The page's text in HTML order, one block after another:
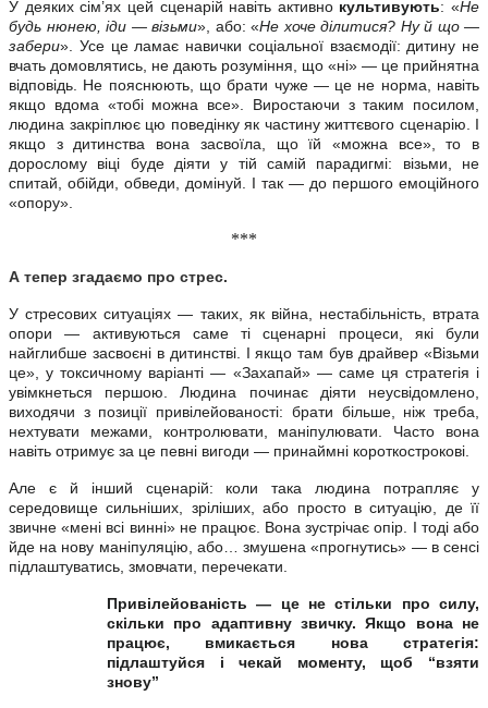
У деяких сім’ях цей сценарій навіть активно культивують: «Не
будь нюнею, іди — візьми», або: «Не хоче ділитися? Ну й що —
забери». Усе це ламає навички соціальної взаємодії: дитину не
вчать домовлятись, не дають розуміння, що «ні» — це прийнятна
відповідь. Не пояснюють, що брати чуже — це не норма, навіть
якщо вдома «тобі можна все». Виростаючи з таким посилом,
людина закріплює цю поведінку як частину життєвого сценарію. І
якщо з дитинства вона засвоїла, що їй «можна все», то в
дорослому віці буде діяти у тій самій парадигмі: візьми, не
спитай, обійди, обведи, домінуй. І так — до першого емоційного
«опору».
***
А тепер згадаємо про стрес.
У стресових ситуаціях — таких, як війна, нестабільність, втрата
опори — активуються саме ті сценарні процеси, які були
найглибше засвоєні в дитинстві. І якщо там був драйвер «Візьми
це», у токсичному варіанті — «Захапай» — саме ця стратегія і
увімкнеться першою. Людина починає діяти неусвідомлено,
виходячи з позиції привілейованості: брати більше, ніж треба,
нехтувати межами, контролювати, маніпулювати. Часто вона
навіть отримує за це певні вигоди — принаймні короткострокові.
Але є й інший сценарій: коли така людина потрапляє у
середовище сильніших, зріліших, або просто в ситуацію, де її
звичне «мені всі винні» не працює. Вона зустрічає опір. І тоді або
йде на нову маніпуляцію, або… змушена «прогнутись» — в сенсі
підлаштуватись, змовчати, перечекати.
Привілейованість — це не стільки про силу,
скільки про адаптивну звичку. Якщо вона не
працює, вмикається нова стратегія:
підлаштуйся і чекай моменту, щоб “взяти
знову”